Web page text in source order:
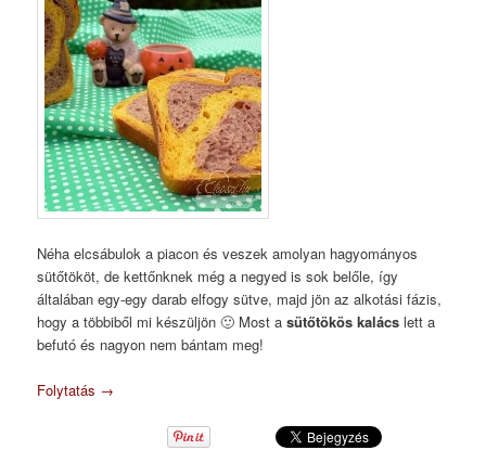
Néha elcsábulok a piacon és veszek amolyan hagyományos
sütőtököt, de kettőnknek még a negyed is sok belőle, így
általában egy-egy darab elfogy sütve, majd jön az alkotási fázis,
hogy a többiből mi készüljön 🙂 Most asütőtökös kalács lett a
befutó és nagyon nem bántam meg!
Folytatás →